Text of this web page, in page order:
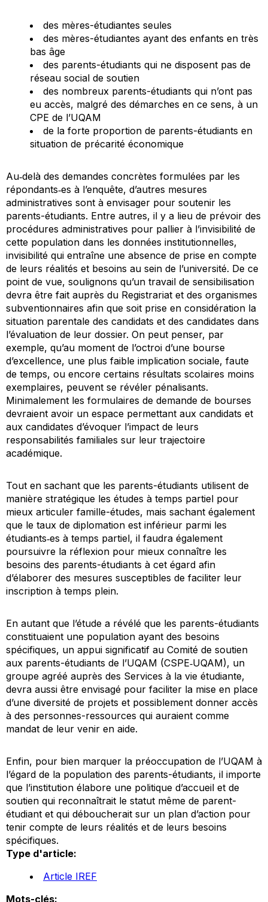
des mères-étudiantes seules
des mères-étudiantes ayant des enfants en très
bas âge
des parents-étudiants qui ne disposent pas de
réseau social de soutien
des nombreux parents-étudiants qui n’ont pas
eu accès, malgré des démarches en ce sens, à un
CPE de l’UQAM
de la forte proportion de parents-étudiants en
situation de précarité économique
Au‐delà des demandes concrètes formulées par les
répondants‐es à l’enquête, d’autres mesures
administratives sont à envisager pour soutenir les
parents-étudiants. Entre autres, il y a lieu de prévoir des
procédures administratives pour pallier à l’invisibilité de
cette population dans les données institutionnelles,
invisibilité qui entraîne une absence de prise en compte
de leurs réalités et besoins au sein de l’université. De ce
point de vue, soulignons qu’un travail de sensibilisation
devra être fait auprès du Registrariat et des organismes
subventionnaires afin que soit prise en considération la
situation parentale des candidats et des candidates dans
l’évaluation de leur dossier. On peut penser, par
exemple, qu’au moment de l’octroi d’une bourse
d’excellence, une plus faible implication sociale, faute
de temps, ou encore certains résultats scolaires moins
exemplaires, peuvent se révéler pénalisants.
Minimalement les formulaires de demande de bourses
devraient avoir un espace permettant aux candidats et
aux candidates d’évoquer l’impact de leurs
responsabilités familiales sur leur trajectoire
académique.
Tout en sachant que les parents-étudiants utilisent de
manière stratégique les études à temps partiel pour
mieux articuler famille-études, mais sachant également
que le taux de diplomation est inférieur parmi les
étudiants‐es à temps partiel, il faudra également
poursuivre la réflexion pour mieux connaître les
besoins des parents-étudiants à cet égard afin
d’élaborer des mesures susceptibles de faciliter leur
inscription à temps plein.
En autant que l’étude a révélé que les parents-étudiants
constituaient une population ayant des besoins
spécifiques, un appui significatif au Comité de soutien
aux parents-étudiants de l’UQAM (CSPE‐UQAM), un
groupe agréé auprès des Services à la vie étudiante,
devra aussi être envisagé pour faciliter la mise en place
d’une diversité de projets et possiblement donner accès
à des personnes-ressources qui auraient comme
mandat de leur venir en aide.
Enfin, pour bien marquer la préoccupation de l’UQAM à
l’égard de la population des parents-étudiants, il importe
que l’institution élabore une politique d’accueil et de
soutien qui reconnaîtrait le statut même de parent-
étudiant et qui déboucherait sur un plan d’action pour
tenir compte de leurs réalités et de leurs besoins
spécifiques.
Type d'article:
Article IREF
Mots-clés: